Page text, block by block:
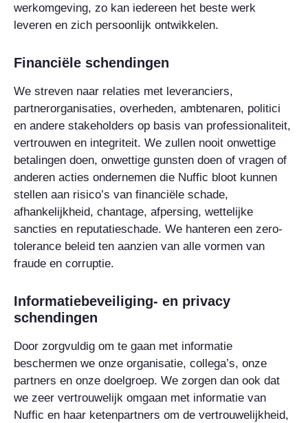
werkomgeving, zo kan iedereen het beste werk
leveren en zich persoonlijk ontwikkelen.
Financiële schendingen
We streven naar relaties met leveranciers,
partnerorganisaties, overheden, ambtenaren, politici
en andere stakeholders op basis van professionaliteit,
vertrouwen en integriteit. We zullen nooit onwettige
betalingen doen, onwettige gunsten doen of vragen of
anderen acties ondernemen die Nuffic bloot kunnen
stellen aan risico’s van financiële schade,
afhankelijkheid, chantage, afpersing, wettelijke
sancties en reputatieschade. We hanteren een zero-
tolerance beleid ten aanzien van alle vormen van
fraude en corruptie.
Informatiebeveiliging- en privacy
schendingen
Door zorgvuldig om te gaan met informatie
beschermen we onze organisatie, collega’s, onze
partners en onze doelgroep. We zorgen dan ook dat
we zeer vertrouwelijk omgaan met informatie van
Nuffic en haar ketenpartners om de vertrouwelijkheid,